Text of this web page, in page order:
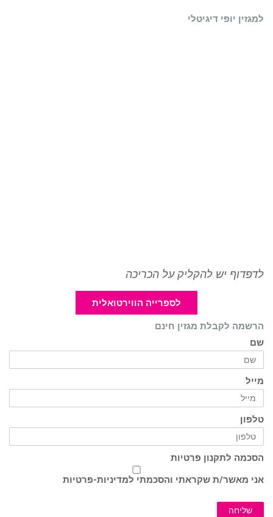
למגזין יופי דיגיטלי
לדפדוף יש להקליק על הכריכה
לספרייה הווירטואלית
הרשמה לקבלת מגזין חינם
שם
מייל
טלפון
הסכמה לתקנון פרטיות
אני מאשר/ת שקראתי והסכמתי למדיניות-פרטיות
שליחה